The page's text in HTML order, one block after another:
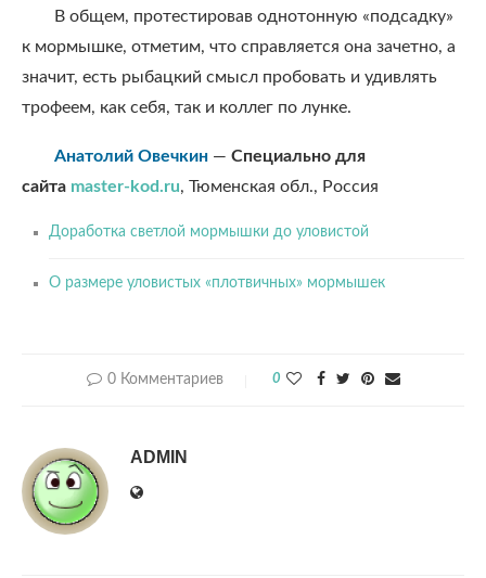
В общем, протестировав однотонную «подсадку»
к мормышке, отметим, что справляется она зачетно, а
значит, есть рыбацкий смысл пробовать и удивлять
трофеем, как себя, так и коллег по лунке.
Анатолий Овечкин — Специально для
сайта master-kod.ru, Тюменская обл., Россия
Доработка светлой мормышки до уловистой
О размере уловистых «плотвичных» мормышек
0 Комментариев 0
ADMIN